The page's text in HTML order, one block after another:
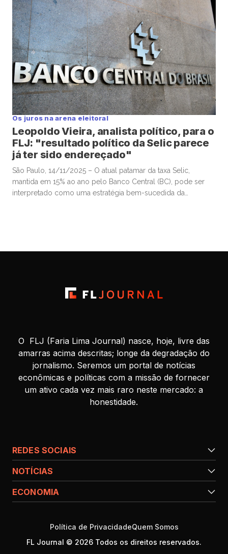
Salto, em participação na TC News. Lewandowski ventilou […]
Os juros na arena eleitoral
Leopoldo Vieira, analista político, para o
FLJ: "resultado político da Selic parece
já ter sido endereçado"
São Paulo, 14/11/2025 – O atual patamar da taxa Selic,
mantida em 15% ao ano pelo Banco Central (BC), pode ser
interpretado como uma estratégia bem-sucedida da
O FLJ (Faria Lima Journal) nasce, hoje, livre das
amarras acima descritas; longe da degradação do
jornalismo. Seremos um portal de notícias
econômicas e políticas com a missão de fornecer
um ativo cada vez mais raro neste mercado: a
honestidade.
REDES SOCIAIS
NOTÍCIAS
ECONOMIA
FL Journal © 2026 Todos os direitos reservados.
Política de PrivacidadeQuem Somos